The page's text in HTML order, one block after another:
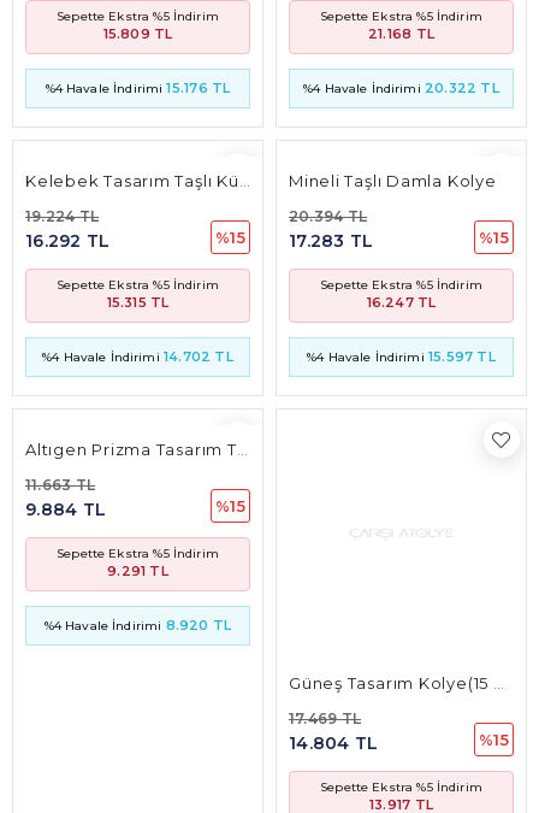
Sepette Ekstra %5 İndirim
15.809 TL
%4 Havale İndirimi15.176 TL
Sepette Ekstra %5 İndirim
21.168 TL
%4 Havale İndirimi 20.322 TL
16.292 TL
19.224 TL
%15
Sepette Ekstra %5 İndirim
15.315 TL
%4 Havale İndirimi 14.702 TL
Mineli Taşlı Damla Kolye
17.283 TL
20.394 TL
%15
Sepette Ekstra %5 İndirim
16.247 TL
%4 Havale İndirimi 15.597 TL
Altıgen Prizma Tasarım Taşlı Bileklik
9.884 TL
11.663 TL
%15
Sepette Ekstra %5 İndirim
9.291 TL
%4 Havale İndirimi 8.920 TL
Güneş Tasarım Kolye(15 Mm* 15 Mm 3Mm)
Kalp Tasarım Taşlı Kolye
10.321 TL
10.979 TL
%6